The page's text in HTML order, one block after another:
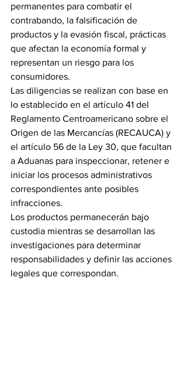
permanentes para combatir el
contrabando, la falsificación de
productos y la evasión fiscal, prácticas
que afectan la economía formal y
representan un riesgo para los
consumidores.
Las diligencias se realizan con base en
lo establecido en el artículo 41 del
Reglamento Centroamericano sobre el
Origen de las Mercancías (RECAUCA) y
el artículo 56 de la Ley 30, que facultan
a Aduanas para inspeccionar, retener e
iniciar los procesos administrativos
correspondientes ante posibles
infracciones.
Los productos permanecerán bajo
custodia mientras se desarrollan las
investigaciones para determinar
responsabilidades y definir las acciones
legales que correspondan.